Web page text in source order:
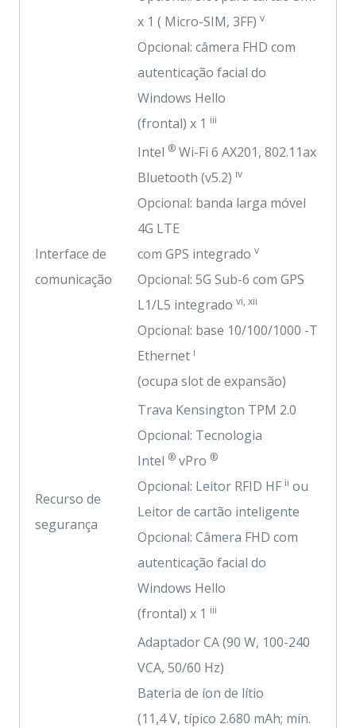
x 1 ( Micro-SIM, 3FF) v
Opcional: câmera FHD com
autenticação facial do
Windows Hello
(frontal) x 1 iii
Interface de
comunicação
Intel ® Wi-Fi 6 AX201, 802.11ax
Bluetooth (v5.2) iv
Opcional: banda larga móvel
4G LTE
com GPS integrado v
Opcional: 5G Sub-6 com GPS
L1/L5 integrado vi, xii
Opcional: base 10/100/1000 -T
Ethernet i
(ocupa slot de expansão)
Recurso de
segurança
Trava Kensington TPM 2.0
Opcional: Tecnologia
Intel ® vPro ®
Opcional: Leitor RFID HF ii ou
Leitor de cartão inteligente
Opcional: Câmera FHD com
autenticação facial do
Windows Hello
(frontal) x 1 iii
Adaptador CA (90 W, 100-240
VCA, 50/60 Hz)
Bateria de íon de lítio
(11,4 V, típico 2.680 mAh; mín.